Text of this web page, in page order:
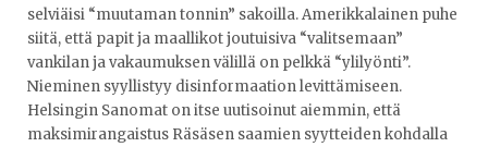
selviäisi “muutaman tonnin” sakoilla. Amerikkalainen puhe
siitä, että papit ja maallikot joutuisiva “valitsemaan”
vankilan ja vakaumuksen välillä on pelkkä “ylilyönti”.
Nieminen syyllistyy disinformaation levittämiseen.
Helsingin Sanomat on itse uutisoinut aiemmin, että
maksimirangaistus Räsäsen saamien syytteiden kohdalla